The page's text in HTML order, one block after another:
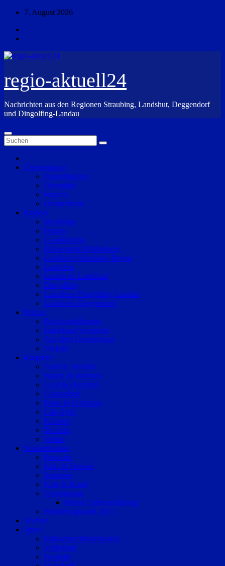
Zum
springen
7. August 2026
regio-aktuell24
Nachrichten aus den Regionen Straubing, Landshut, Deggendorf
und Dingolfing-Landau
Überregional
Niederbayern
Oberpfalz
Bayern
Deutschland
Region
Straubing
Bogen
Geiselhöring
Mallersdorf-Pfaffenberg
Landkreis Straubing-Bogen
Landshut
Landkreis Landshut
Dingolfing
Landkreis Dingolfing-Landau
Landkreis Deggendorf
Polizei
Polizeimeldungen
Fahndung/Vermisste
Aus dem Gerichtssaal
Verkehr
Ratgeber
Auto & Verkehr
Bauen & Wohnen
Geld & Finanzen
Gesundheit
Reise & Erholung
Life-Style
Karriere
Technik
Wetter
Sonderthemen
Podcasts
Kids & Teenies
Senioren
Katz & Hund
Valentinstag
Meine Liebeserklärung
Bundestagswahl 2017
Vereine
Sport
Eishockey/Inlinehockey
Volleyball
Fussball